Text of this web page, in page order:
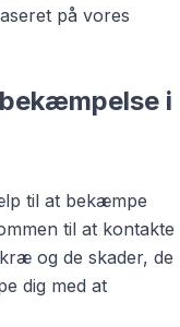
på vores
i
til at bekæmpe
til at kontakte
og de skader, de
dig med at